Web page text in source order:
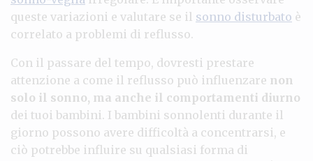
queste variazioni e valutare se il sonno disturbato è
correlato a problemi di reflusso.
Con il passare del tempo, dovresti prestare
attenzione a come il reflusso può influenzare non
solo il sonno, ma anche il comportamenti diurno
dei tuoi bambini. I bambini sonnolenti durante il
giorno possono avere difficoltà a concentrarsi, e
ciò potrebbe influire su qualsiasi forma di